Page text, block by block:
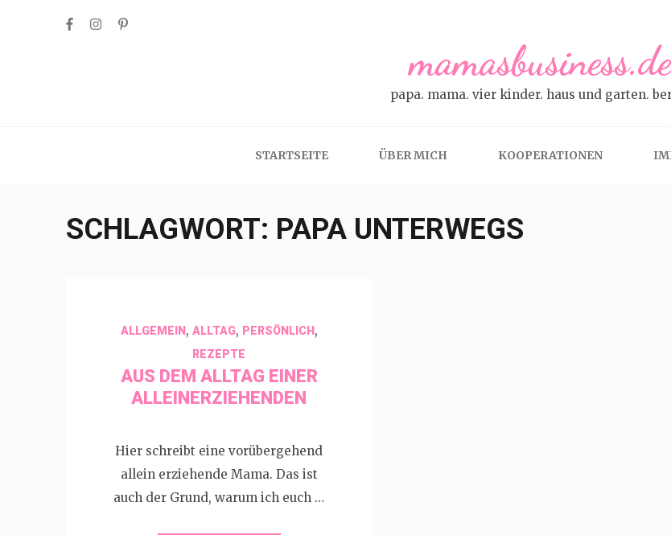
mamasbusiness.de
papa. mama. vier kinder. haus und garten.
STARTSEITE ÜBER MICH KOOPERATIONEN
SCHLAGWORT: PAPA UNTERWEGS
ALLGEMEIN, ALLTAG, PERSÖNLICH,
REZEPTE
AUS DEM ALLTAG EINER
ALLEINERZIEHENDEN
Hier schreibt eine vorübergehend
allein erziehende Mama. Das ist
auch der Grund, warum ich euch …